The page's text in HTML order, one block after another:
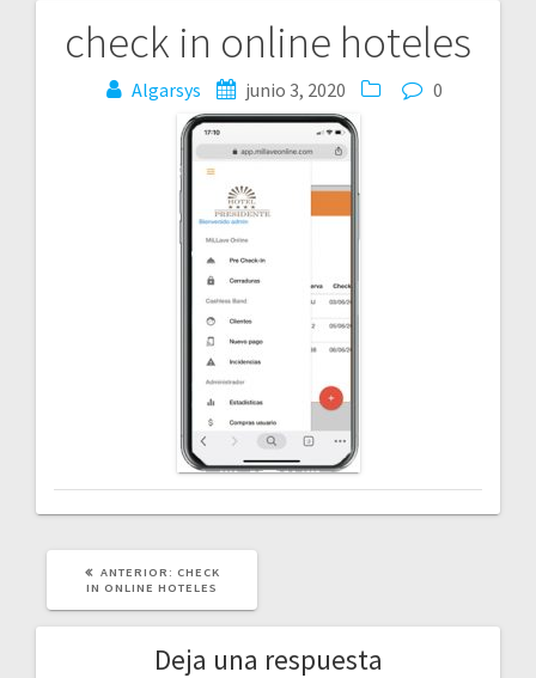
check in online hoteles
Algarsys junio 3, 2020 0
Navegación
entradas
ANTERIOR: POST
ANTERIOR:
CHECK
IN ONLINE HOTELES
Deja una respuesta